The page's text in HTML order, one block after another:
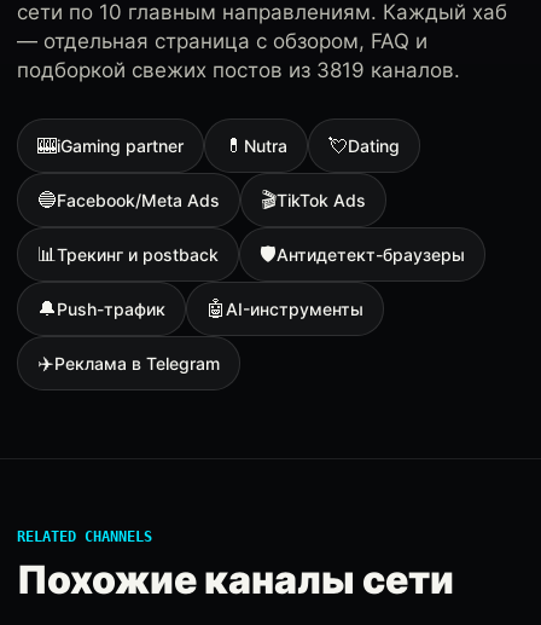
сети по 10 главным направлениям. Каждый хаб
— отдельная страница с обзором, FAQ и
подборкой свежих постов из 3819 каналов.
🎰iGaming partner 💊 Nutra 💘Dating
🔵Facebook/Meta Ads 🎬TikTok Ads
📊Трекинг и postback 🛡Антидетект-браузеры
🔔Push-трафик 🤖AI-инструменты
✈️Реклама в Telegram
RELATED CHANNELS
Похожие каналы сети